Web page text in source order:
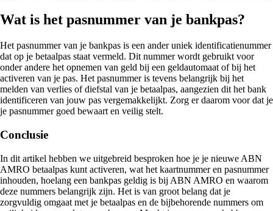
Wat is het pasnummer van je bankpas?
Het pasnummer van je bankpas is een ander uniek identificatienummer
dat op je betaalpas staat vermeld. Dit nummer wordt gebruikt voor
onder andere het opnemen van geld bij een geldautomaat of bij het
activeren van je pas. Het pasnummer is tevens belangrijk bij het
melden van verlies of diefstal van je betaalpas, aangezien dit het bank
identificeren van jouw pas vergemakkelijkt. Zorg er daarom voor dat je
je pasnummer goed bewaart en veilig stelt.
Conclusie
In dit artikel hebben we uitgebreid besproken hoe je je nieuwe ABN
AMRO betaalpas kunt activeren, wat het kaartnummer en pasnummer
inhouden, hoelang een bankpas geldig is bij ABN AMRO en waarom
deze nummers belangrijk zijn. Het is van groot belang dat je
zorgvuldig omgaat met je betaalpas en de bijbehorende nummers om